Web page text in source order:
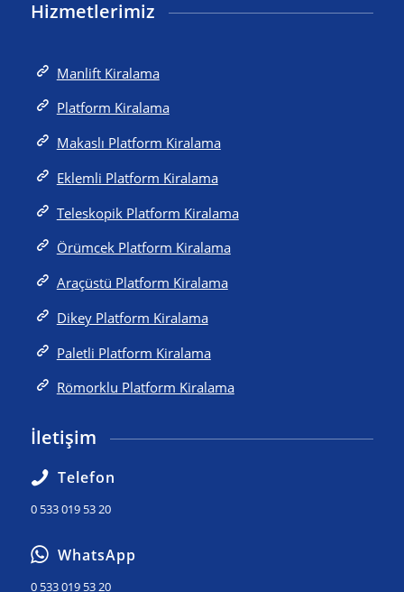
Hizmetlerimiz
Manlift Kiralama
Platform Kiralama
Makaslı Platform Kiralama
Eklemli Platform Kiralama
Teleskopik Platform Kiralama
Örümcek Platform Kiralama
Araçüstü Platform Kiralama
Dikey Platform Kiralama
Paletli Platform Kiralama
Römorklu Platform Kiralama
İletişim
Telefon
0 533 019 53 20
WhatsApp
0 533 019 53 20